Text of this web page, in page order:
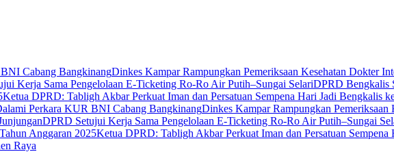
Cabang BangkinangDinkes Kampar Rampungkan Pemeriksaan Kesehatan Dokter
Kerja Sama Pengelolaan E-Ticketing Ro-Ro Air Putih–Sungai SelariDPRD Bengkalis
Ketua DPRD: Tabligh Akbar Perkuat Iman dan Persatuan Sempena Hari Jadi Bengkalis
Perkara KUR BNI Cabang BangkinangDinkes Kampar Rampungkan Pemeriksaan
DPRD Setujui Kerja Sama Pengelolaan E-Ticketing Ro-Ro Air Putih–Sungai
Anggaran 2025Ketua DPRD: Tabligh Akbar Perkuat Iman dan Persatuan
Raya